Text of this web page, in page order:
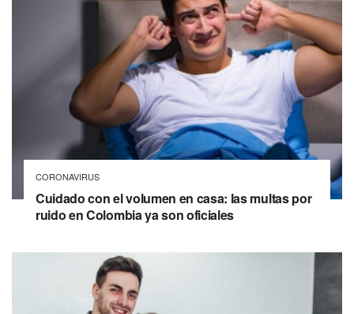
CORONAVIRUS
Cuidado con el volumen en casa: las multas por
ruido en Colombia ya son oficiales